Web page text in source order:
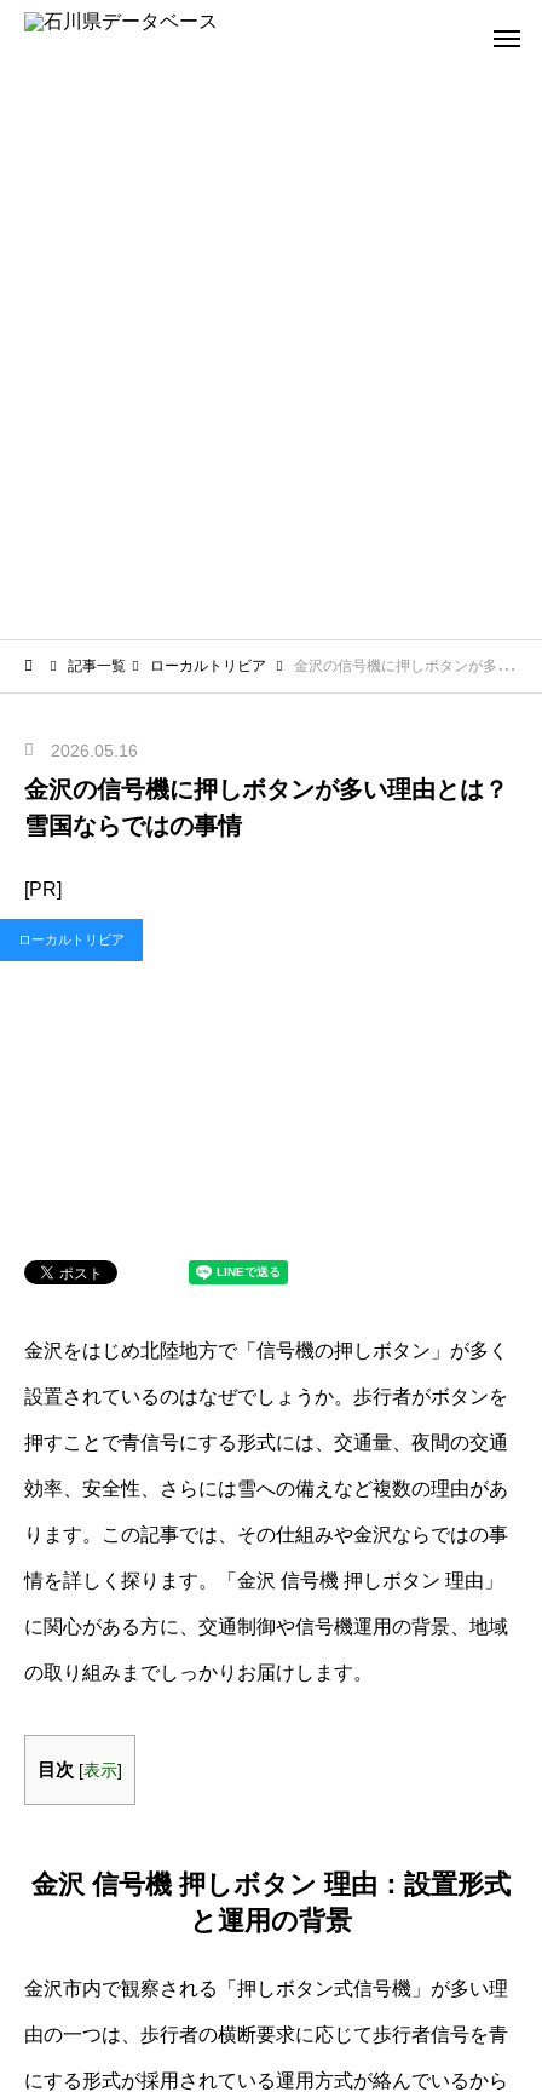
記事一覧 ローカルトリビア 金沢の信号機に押しボタンが多い理由とは？雪国ならではの事情
2026.05.16
金沢の信号機に押しボタンが多い理由とは？
雪国ならではの事情
[PR]
ローカルトリビア
金沢をはじめ北陸地方で「信号機の押しボタン」が多く
設置されているのはなぜでしょうか。歩行者がボタンを
押すことで青信号にする形式には、交通量、夜間の交通
効率、安全性、さらには雪への備えなど複数の理由があ
ります。この記事では、その仕組みや金沢ならではの事
情を詳しく探ります。「金沢 信号機 押しボタン 理由」
に関心がある方に、交通制御や信号機運用の背景、地域
の取り組みまでしっかりお届けします。
目次 [表示]
金沢 信号機 押しボタン 理由：設置形式
と運用の背景
金沢市内で観察される「押しボタン式信号機」が多い理
由の一つは、歩行者の横断要求に応じて歩行者信号を青
にする形式が採用されている運用方式が絡んでいるから